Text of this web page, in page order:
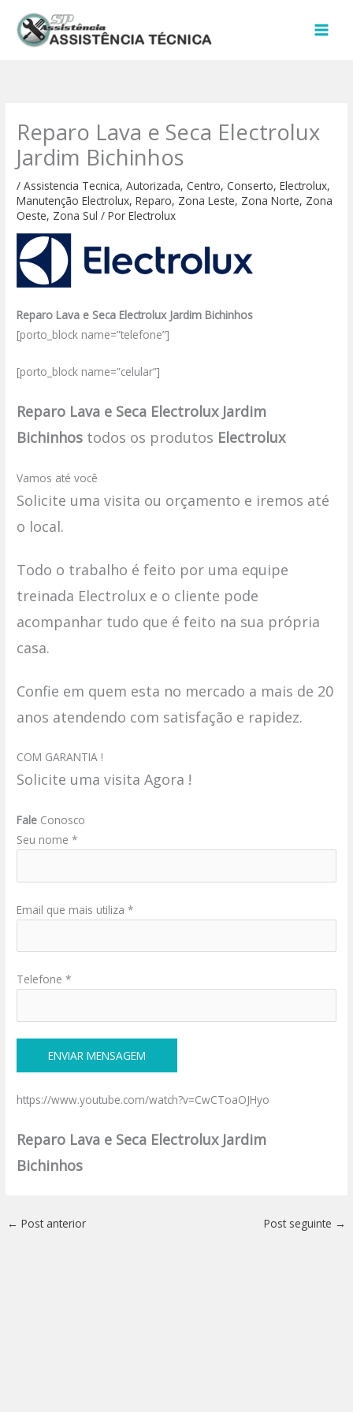
para
Reparo Lava e Seca Electrolux
Jardim Bichinhos
/Assistencia Tecnica,Autorizada,Centro,Conserto,Electrolux,
Manutenção Electrolux,Reparo, Zona Leste, Zona Norte, Zona
Oeste, Zona Sul / PorElectrolux
Reparo Lava e Seca Electrolux Jardim Bichinhos
[porto_block name=”telefone”]
[porto_block name=”celular”]
Reparo Lava e Seca Electrolux Jardim
Bichinhos todos os produtos Electrolux
Vamos até você
Solicite uma visita ou orçamento e iremos até
o local.
Todo o trabalho é feito por uma equipe
treinada Electrolux e o cliente pode
acompanhar tudo que é feito na sua própria
casa.
Confie em quem esta no mercado a mais de 20
anos atendendo com satisfação e rapidez.
COM GARANTIA !
Solicite uma visita Agora !
Fale Conosco
Seu nome *
Email que mais utiliza *
Telefone *
https://www.youtube.com/watch?v=CwCToaOJHyo
Reparo Lava e Seca Electrolux Jardim
Bichinhos
← Post anterior Post seguinte →